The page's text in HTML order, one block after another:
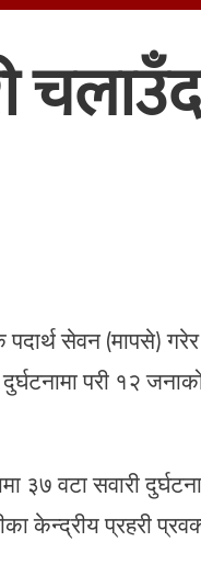
सेवन (मापसे)
परी १२
३७ वटा सवारी
प्रहरी